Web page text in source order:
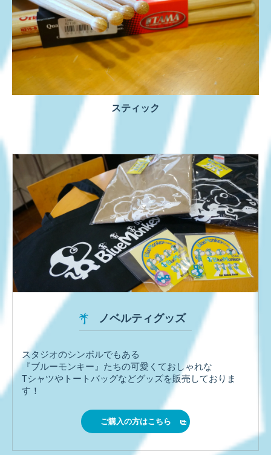
スティック
ノベルティグッズ
スタジオのシンボルでもある
『ブルーモンキー』たちの可愛くておしゃれな
Tシャツやトートバッグなどグッズを販売しておりま
す！
ご購入の方はこちら